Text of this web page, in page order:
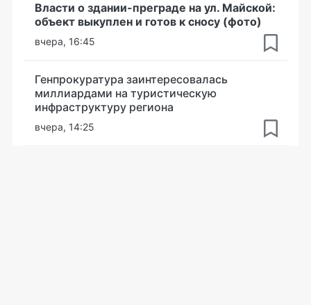
Власти о здании-преграде на ул. Майской:
объект выкуплен и готов к сносу (фото)
вчера, 16:45
Генпрокуратура заинтересовалась
миллиардами на туристическую
инфраструктуру региона
вчера, 14:25